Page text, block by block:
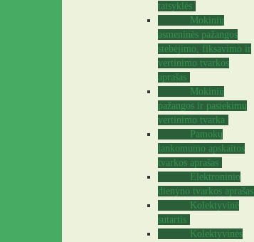
taisyklės
Mokinių
asmeninės pažangos
stebėjimo, fiksavimo ir
vertinimo tvarkos
aprašas
Mokinių
pažangos ir pasiekimų
vertinimo tvarka
Pamokų
lankomumo apskaitos
tvarkos aprašas
Elektroninio
dienyno tvarkos aprašas
Kolektyvinė
sutartis
Kolektyvinės